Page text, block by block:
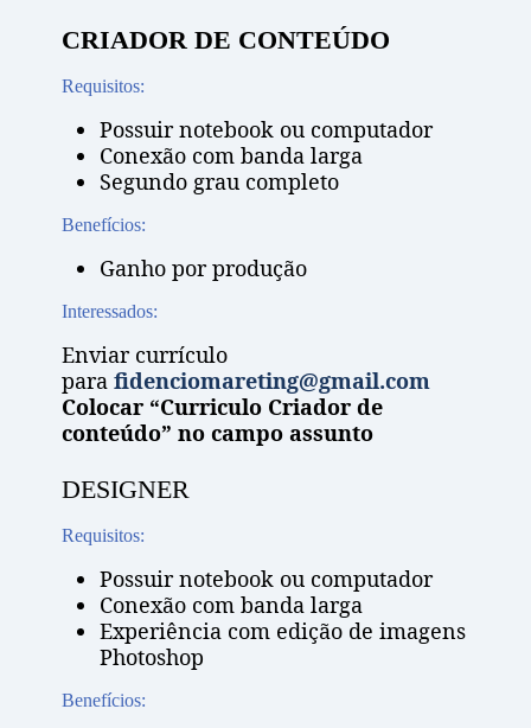
CRIADOR DE CONTEÚDO
Requisitos:
Possuir notebook ou computador
Conexão com banda larga
Segundo grau completo
Benefícios:
Ganho por produção
Interessados:
Enviar currículo
para fidenciomareting@gmail.com
Colocar “Curriculo Criador de
conteúdo” no campo assunto
DESIGNER
Requisitos:
Possuir notebook ou computador
Conexão com banda larga
Experiência com edição de imagens
Photoshop
Benefícios: